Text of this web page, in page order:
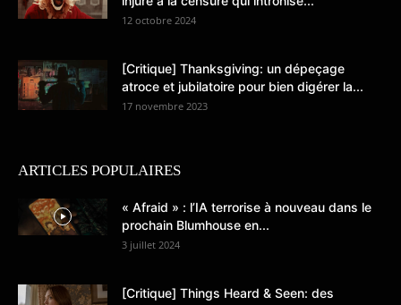
12 octobre 2024
[Critique] Thanksgiving: un dépeçage
atroce et jubilatoire pour bien digérer la...
17 novembre 2023
ARTICLES POPULAIRES
« Afraid » : l’IA terrorise à nouveau dans le
prochain Blumhouse en...
3 juillet 2024
[Critique] Things Heard & Seen: des